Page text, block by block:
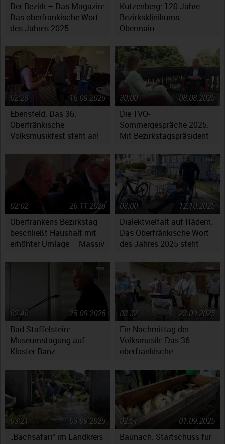
Der Bezirk – Das Magazin:
Das oberfränkische Wort
des Jahres 2025
Kutzenberg: 120 Jahre
Bezirksklinikums
Obermain
Ebensfeld: Das 36.
Oberfränkische
Volksmusikfest steht an!
16.09.2025
02:28
Die TVO-
Sommergespräche 2025:
Mit Bezirkstagspräsident
08.08.2025
30:00
Oberfrankens Bezirkstag
beschließt Haushalt mit
erhöhter Umlage – Massiv
Fragen auf
26.11.2025
02:02
Dialektvielfalt auf Rädern:
Das Oberfränkische Wort
des Jahres 2025 steht
12.10.2025
03:00
Bad Staffelstein:
Museumstagung auf
Kloster Banz
25.09.2025
02:40
Ein Nachmittag der
Volksmusik: Das 36.
oberfränkische
Ebensfeld
23.09.2025
03:32
„Bachsafari“ im Landkreis
03.09.2025
03:21
Baunach: Startschuss für
01.09.2025
02:57